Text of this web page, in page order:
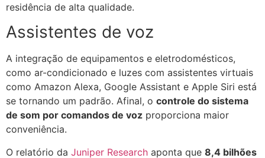
residência de alta qualidade.
Assistentes de voz
A integração de equipamentos e eletrodomésticos,
como ar-condicionado e luzes com assistentes virtuais
como Amazon Alexa, Google Assistant e Apple Siri está
se tornando um padrão. Afinal, o controle do sistema
de som por comandos de voz proporciona maior
conveniência.
O relatório da Juniper Research aponta que 8,4 bilhões